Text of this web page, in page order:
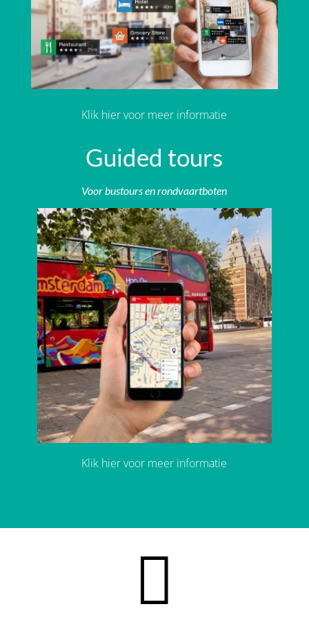
Klik hier voor meer informatie
Guided tours
Voor bustours en rondvaartboten
Klik hier voor meer informatie
